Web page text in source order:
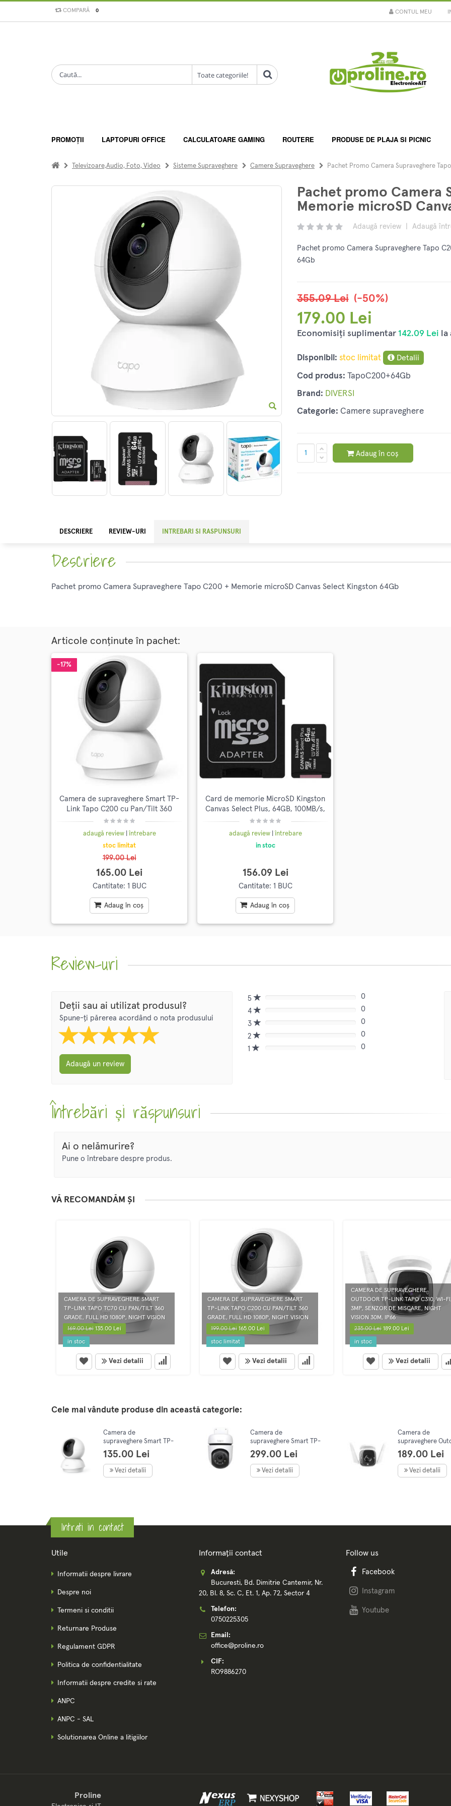
COMPARĂ 0 CONTUL MEU
PROMOȚII LAPTOPURI OFFICE CALCULATOARE GAMING ROUTERE PRODUSE DE PLAJA SI PICNIC
Televizoare,Audio, Foto, Video Sisteme Supraveghere Camere Supraveghere Pachet Promo Camera Supraveghere
Pachet promo Camera
Memorie microSD
Adaugă review Adaugă
Pachet promo Camera Supraveghere Tapo
64Gb
355.09 Lei (-50%)
179.00 Lei
Economisiți suplimentar 142.09 Lei
Disponibil: stoc limitat Detalii
Cod produs: TapoC200+64Gb
Brand: DIVERSI
Categorie: Camere supraveghere
Adaug în coș
DESCRIERE REVIEW-URI INTREBARI SI RASPUNSURI
Descriere
Pachet promo Camera Supraveghere Tapo C200 + Memorie microSD Canvas Select Kingston 64Gb
Articole conținute în pachet:
-17%
Camera de supraveghere Smart TP-
Link Tapo C200 cu Pan/Tilt 360
grade, Full HD 1080P, Night Vision
adaugă review |întrebare
stoc limitat
199.00 Lei
165.00 Lei
Cantitate: 1 BUC
Adaug în coș
Card de memorie MicroSD Kingston
Canvas Select Plus, 64GB, 100MB/s,
cu adaptor
adaugă review |întrebare
in stoc
156.09 Lei
Cantitate: 1 BUC
Adaug în coș
Review-uri
Deții sau ai utilizat produsul?
Spune-ți părerea acordând o nota produsului
Adaugă un review
5
Complete
(danger)
0
4
Complete
(danger)
0
3
Complete
(danger)
0
2
Complete
0
1
0
Întrebări și răspunsuri
Ai o nelămurire?
Pune o întrebare despre produs.
VĂ RECOMANDĂM ȘI
CAMERA DE SUPRAVEGHERE SMART
TP-LINK TAPO TC70 CU PAN/TILT 360
GRADE, FULL HD 1080P, NIGHT VISION
169.00 Lei135.00 Lei
in stoc
Vezi detalii
CAMERA DE SUPRAVEGHERE SMART
TP-LINK TAPO C200 CU PAN/TILT 360
GRADE, FULL HD 1080P, NIGHT VISION
199.00 Lei165.00 Lei
stoc limitat
Vezi detalii
CAMERA DE SUPRAVEGHERE
OUTDOOR TP-LINK TAPO C310, WI-FI,
3MP, SENZOR DE MISCARE, NIGHT
VISION 30M, IP66
235.00 Lei189.00 Lei
in stoc
Vezi detalii
Cele mai vândute produse din această categorie:
Camera de
supraveghere Smart TP-
Link Tapo TC70 cu
Pan/Tilt 360 grade, Full
HD 1080P, Night Vision
135.00 Lei
Vezi detalii
Camera de
supraveghere Smart TP-
Link Tapo C510W
Outdoor Pan/Tilt 360
grade, rezolutie 2K,
Wireless, Full Color
299.00 Lei
Vezi detalii
Camera de
supraveghere
TP-Link Tapo
Fi, 3mp, senzor de
miscare, night
30m, IP66
189.00 Lei
Vezi detalii
Intrati in contact
Utile
Informatii despre livrare
Despre noi
Termeni si conditii
Returnare Produse
Regulament GDPR
Politica de confidentialitate
Informatii despre credite si rate
ANPC
ANPC - SAL
Solutionarea Online a litigiilor
Informații contact
Adresă:
Bucuresti, Bd. Dimitrie Cantemir, Nr.
20, Bl. 8, Sc. C, Et. 1, Ap. 72, Sector 4
Telefon:
0750225305
Email:
office@proline.ro
CIF:
RO9886270
Follow us
Facebook
Instagram
Youtube
Proline